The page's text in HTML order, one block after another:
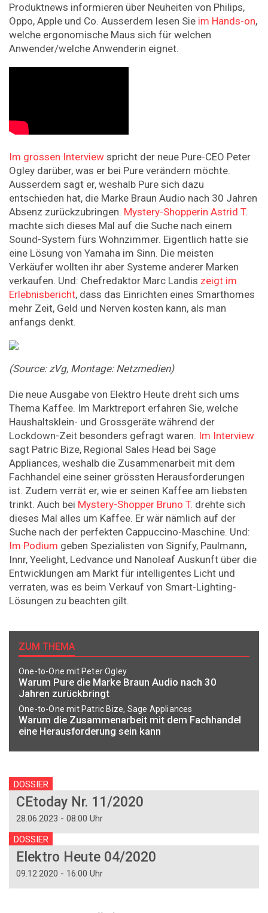
Produktnews informieren über Neuheiten von Philips,
Oppo, Apple und Co. Ausserdem lesen Sie im Hands-on,
welche ergonomische Maus sich für welchen
Anwender/welche Anwenderin eignet.
Im grossen Interview spricht der neue Pure-CEO Peter
Ogley darüber, was er bei Pure verändern möchte.
Ausserdem sagt er, weshalb Pure sich dazu
entschieden hat, die Marke Braun Audio nach 30 Jahren
Absenz zurückzubringen. Mystery-Shopperin Astrid T.
machte sich dieses Mal auf die Suche nach einem
Sound-System fürs Wohnzimmer. Eigentlich hatte sie
eine Lösung von Yamaha im Sinn. Die meisten
Verkäufer wollten ihr aber Systeme anderer Marken
verkaufen. Und: Chefredaktor Marc Landis zeigt im
Erlebnisbericht, dass das Einrichten eines Smarthomes
mehr Zeit, Geld und Nerven kosten kann, als man
anfangs denkt.
(Source: zVg, Montage: Netzmedien)
Die neue Ausgabe von Elektro Heute dreht sich ums
Thema Kaffee. Im Marktreport erfahren Sie, welche
Haushaltsklein- und Grossgeräte während der
Lockdown-Zeit besonders gefragt waren. Im Interview
sagt Patric Bize, Regional Sales Head bei Sage
Appliances, weshalb die Zusammenarbeit mit dem
Fachhandel eine seiner grössten Herausforderungen
ist. Zudem verrät er, wie er seinen Kaffee am liebsten
trinkt. Auch bei Mystery-Shopper Bruno T. drehte sich
dieses Mal alles um Kaffee. Er wär nämlich auf der
Suche nach der perfekten Cappuccino-Maschine. Und:
Im Podium geben Spezialisten von Signify, Paulmann,
Innr, Yeelight, Ledvance und Nanoleaf Auskunft über die
Entwicklungen am Markt für intelligentes Licht und
verraten, was es beim Verkauf von Smart-Lighting-
Lösungen zu beachten gilt.
ZUM THEMA
One-to-One mit Peter Ogley
Warum Pure die Marke Braun Audio nach 30
Jahren zurückbringt
One-to-One mit Patric Bize, Sage Appliances
Warum die Zusammenarbeit mit dem Fachhandel
eine Herausforderung sein kann
DOSSIER
CEtoday Nr. 11/2020
28.06.2023 - 08:00 Uhr
DOSSIER
Elektro Heute 04/2020
09.12.2020 - 16:00 Uhr